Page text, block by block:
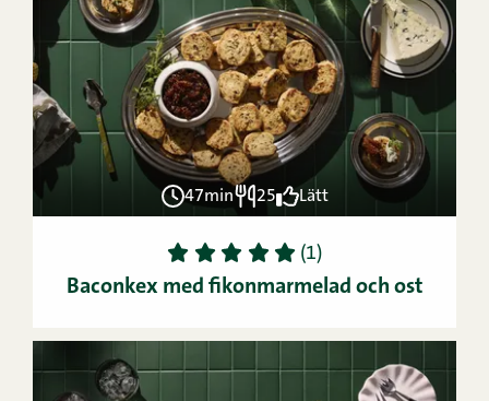
47min 25 Lätt
1 2 3 4 5 (1)
Baconkex med fikonmarmelad och ost